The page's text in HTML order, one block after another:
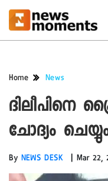
Home News
ദിലീപിനെ
ചോദ്യം
By NEWS DESK | Mar 22,